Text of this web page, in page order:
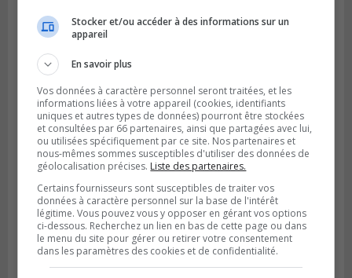
LA PRAIRIE
Publié le 4 août 2026 à 15h50
Le mur du rempart de La Prairie retrouve
sa jeunesse
Stocker et/ou accéder à des informations sur un
appareil
En savoir plus
Vos données à caractère personnel seront traitées, et les
informations liées à votre appareil (cookies, identifiants
uniques et autres types de données) pourront être stockées
et consultées par 66 partenaires, ainsi que partagées avec lui,
ou utilisées spécifiquement par ce site. Nos partenaires et
nous-mêmes sommes susceptibles d'utiliser des données de
géolocalisation précises. Liste des partenaires.
Certains fournisseurs sont susceptibles de traiter vos
données à caractère personnel sur la base de l'intérêt
légitime. Vous pouvez vous y opposer en gérant vos options
ci-dessous. Recherchez un lien en bas de cette page ou dans
le menu du site pour gérer ou retirer votre consentement
dans les paramètres des cookies et de confidentialité.